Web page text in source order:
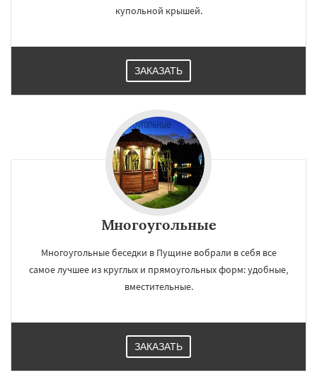
купольной крышей.
ЗАКАЗАТЬ
Многоугольные
Многоугольные беседки в Пущине вобрали в себя все
самое лучшее из круглых и прямоугольных форм: удобные,
вместительные.
ЗАКАЗАТЬ